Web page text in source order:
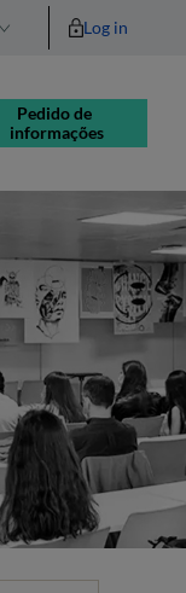
English
Log in
Pedido de
informações